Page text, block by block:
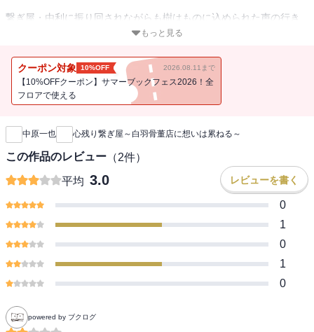
繋ぎ屋・由利に振り回されながらも樹はものに込められた声の行き
大学の夏休みに、祖父の営んでいた骨董品店を片付けている樹。だ
けど 「ものに遺された声」が聞こえ「今は亡き人」に頼られてしま
告してきたのは謎の美形・由利だ。彼はその道のプロで、遺された
想いを届ける 「繋ぎ屋」らしい。彼にこき使われることを条件に力
を貸してもらい、お節介で飯作りがうまい刑事も加わって、想いの
アオジマイコ・装画
もっと見る
クーポン対象 10%OFF 2026.08.11まで
【10%OFFクーポン】サマーブックフェス2026！全
フロアで使える
新刊通知
中原一也 心残り繋ぎ屋～白羽骨董店に想いは累ねる～
この作品のレビュー （2件）
平均 3.0 レビューを書く
0
1
0
1
0
powered by ブクログ